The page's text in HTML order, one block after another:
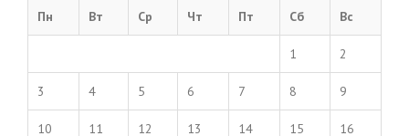
Пн Вт Ср Чт Пт Сб Вс
1 2
3 4 5 6 7 8 9
10 11 12 13 14 15 16